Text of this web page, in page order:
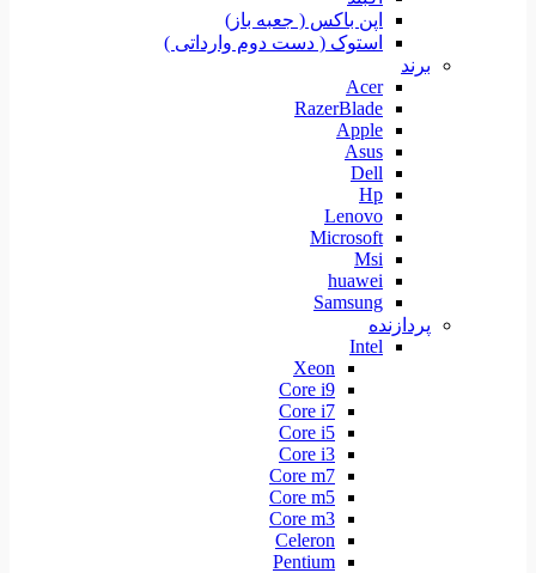
اپن باکس ( جعبه باز)
استوک ( دست دوم وارداتی )
برند
Acer
RazerBlade
Apple
Asus
Dell
Hp
Lenovo
Microsoft
Msi
huawei
Samsung
پردازنده
Intel
Xeon
Core i9
Core i7
Core i5
Core i3
Core m7
Core m5
Core m3
Celeron
Pentium